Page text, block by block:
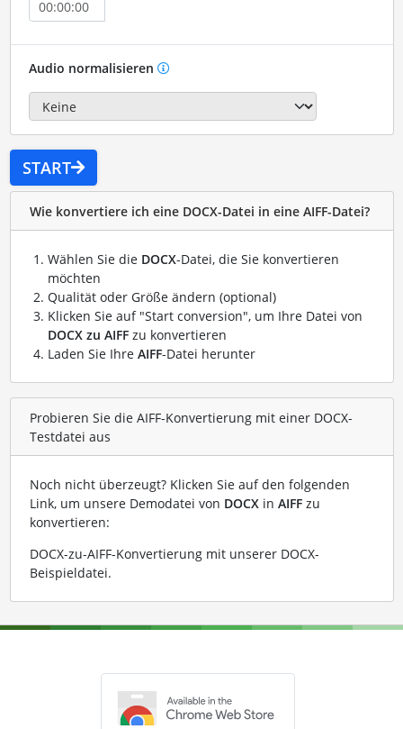
Audio normalisieren
START
Wie konvertiere ich eine DOCX-Datei in eine AIFF-Datei?
Wählen Sie die DOCX-Datei, die Sie konvertieren
möchten
Qualität oder Größe ändern (optional)
Klicken Sie auf "Start conversion", um Ihre Datei von
DOCX zu AIFFzu konvertieren
Laden Sie Ihre AIFF-Datei herunter
Probieren Sie die AIFF-Konvertierung mit einer DOCX-
Testdatei aus
Noch nicht überzeugt? Klicken Sie auf den folgenden
Link, um unsere Demodatei von DOCXin AIFFzu
konvertieren:
DOCX-zu-AIFF-Konvertierung mit unserer DOCX-
Beispieldatei.